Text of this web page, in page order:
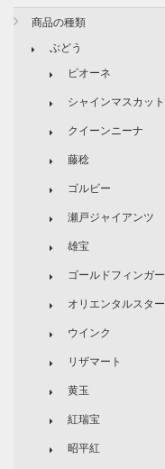
商品の種類
ぶどう
ピオーネ
シャインマスカット
クイーンニーナ
藤稔
ゴルビー
瀬戸ジャイアンツ
雄宝
ゴールドフィンガー
オリエンタルスター
ウインク
リザマート
黄玉
紅瑞宝
昭平紅